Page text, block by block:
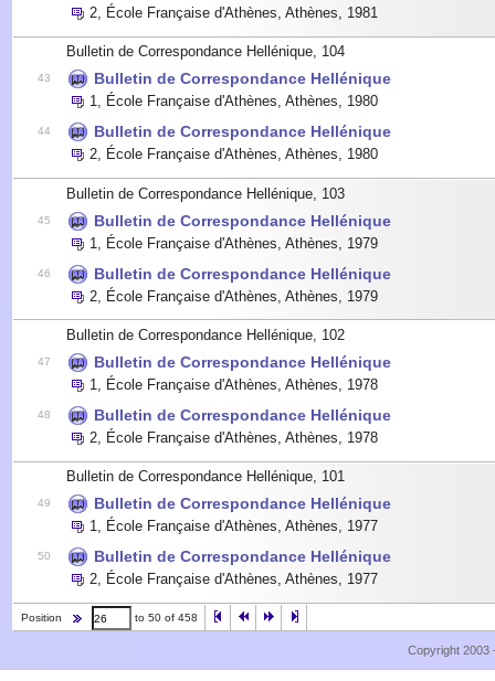
2 École Française d'Athènes, Athènes 1981
Bulletin de Correspondance Hellénique, 104
43 Bulletin de Correspondance Hellénique
1, École Française d'Athènes, Athènes, 1980
44 Bulletin de Correspondance Hellénique
2, École Française d'Athènes, Athènes, 1980
Bulletin de Correspondance Hellénique, 103
45 Bulletin de Correspondance Hellénique
1 École Française d'Athènes, Athènes 1979
46 Bulletin de Correspondance Hellénique
2 École Française d'Athènes, Athènes 1979
Bulletin de Correspondance Hellénique, 102
47 Bulletin de Correspondance Hellénique
1 École Française d'Athènes, Athènes 1978
48 Bulletin de Correspondance Hellénique
2 École Française d'Athènes, Athènes 1978
Bulletin de Correspondance Hellénique, 101
49 Bulletin de Correspondance Hellénique
1, École Française d'Athènes, Athènes, 1977
50 Bulletin de Correspondance Hellénique
2, École Française d'Athènes, Athènes, 1977
Position to 50 of 458
Copyright 2003